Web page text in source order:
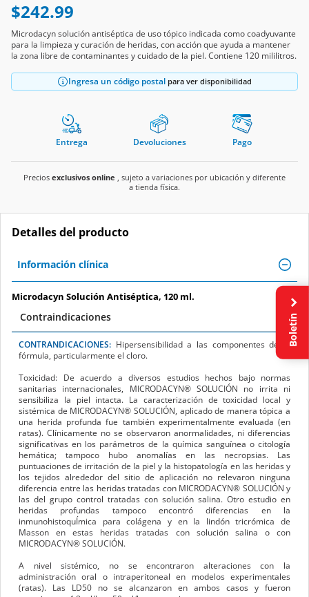
Microdacyn solución antiséptica de uso tópico indicada como coadyuvante
para la limpieza y curación de heridas, con acción que ayuda a mantener
la zona libre de contaminantes y cuidado de la piel. Contiene 120 mililitros.
Ingresa un código postal
Entrega Devoluciones Pago
Preciosexclusivos online, sujeto a variaciones por ubicación y diferente
Detalles del producto
Microdacyn Solución Antiséptica, 120 ml.
Contraindicaciones
Hipersensibilidad a las componentes de la
fórmula, particularmente el cloro.
Toxicidad:De acuerdo a diversos estudios hechos bajo normas
sanitarias internacionales, MICRODACYN
® SOLUCIÓN no irrita ni
sensibiliza la piel intacta. La caracterización de toxicidad local y
sistémica de MICRODACYN ®SOLUCIÓN, aplicado de manera tópica a
una herida profunda fue también experimentalmente evaluada (en
ratas). Clínicamente no se observaron anormalidades, ni diferencias
significativas en los parámetros de la química sanguínea o citología
hemática; tampoco hubo anomalías en las necropsias. Las
puntuaciones de irritación de la piel y la histopatología en las heridas y
los tejidos alrededor del sitio de aplicación no relevaron ninguna
diferencia entre las heridas tratadas con MICRODACYN® SOLUCIÓN y
las del grupo control tratadas con solución salina. Otro estudio en
heridas profundas tampoco encontró diferencias en la
inmunohistoquÍmica para colágena y en la lindón tricrómica de
Masson en estas heridas tratadas con solución salina o con
MICRODACYN®SOLUCIÓN.
A nivel sistémico, no se encontraron alteraciones con la
administración oral o intraperitoneal en modelos experimentales
(ratas). Las LD50no se alcanzaron en ambos casos y fueron
superiores a 4.8 ml/kg y 50 ml/kg, respectivamente.
Boletín